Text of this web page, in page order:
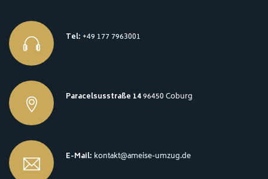
Tel:+49 177 7963001
Paracelsusstraße 1496450 Coburg
E-Mail: kontakt@ameise-umzug.de